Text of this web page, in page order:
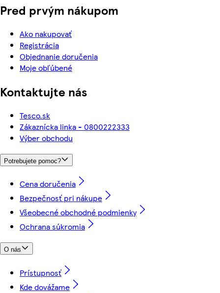
Pred prvým nákupom
Ako nakupovať
Registrácia
Objednanie doručenia
Moje obľúbené
Kontaktujte nás
Tesco.sk
Zákaznícka linka - 0800222333
Výber obchodu
Potrebujete pomoc?
Cena doručenia
Bezpečnosť pri nákupe
Všeobecné obchodné podmienky
Ochrana súkromia
O nás
Prístupnosť
Kde dovážame